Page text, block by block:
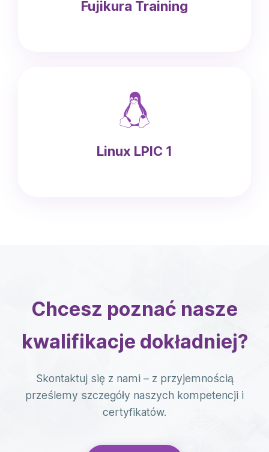
Fujikura Training
Linux LPIC 1
Chcesz poznać nasze
kwalifikacje dokładniej?
Skontaktuj się z nami – z przyjemnością
prześlemy szczegóły naszych kompetencji i
certyfikatów.